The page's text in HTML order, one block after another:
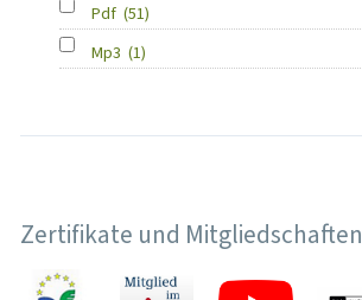
Pdf (51)
Mp3 (1)
Zertifikate und Mitgliedschaften